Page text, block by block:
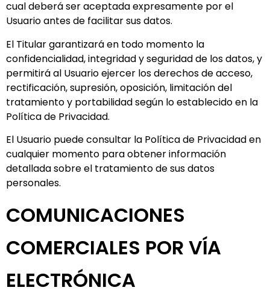
cual deberá ser aceptada expresamente por el
Usuario antes de facilitar sus datos.
El Titular garantizará en todo momento la
confidencialidad, integridad y seguridad de los datos, y
permitirá al Usuario ejercer los derechos de acceso,
rectificación, supresión, oposición, limitación del
tratamiento y portabilidad según lo establecido en la
Política de Privacidad.
El Usuario puede consultar la Política de Privacidad en
cualquier momento para obtener información
detallada sobre el tratamiento de sus datos
personales.
COMUNICACIONES
COMERCIALES POR VÍA
ELECTRÓNICA